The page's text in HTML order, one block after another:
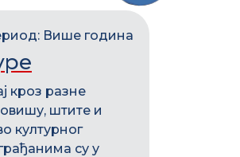
Више година
кроз разне
штите и
културног
су у